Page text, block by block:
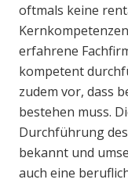
oftmals keine
erfahrene
kompetent
zudem vor, dass
bestehen muss.
Durchführung
bekannt und
auch eine